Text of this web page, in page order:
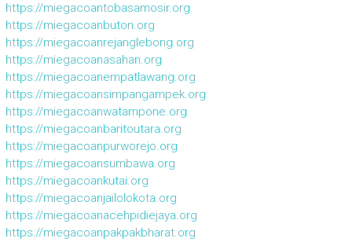
https://miegacoantobasamosir.org
https://miegacoanbuton.org
https://miegacoanrejanglebong.org
https://miegacoanasahan.org
https://miegacoanempatlawang.org
https://miegacoansimpangampek.org
https://miegacoanwatampone.org
https://miegacoanbaritoutara.org
https://miegacoanpurworejo.org
https://miegacoansumbawa.org
https://miegacoankutai.org
https://miegacoanjailolokota.org
https://miegacoanacehpidiejaya.org
https://miegacoanpakpakbharat.org